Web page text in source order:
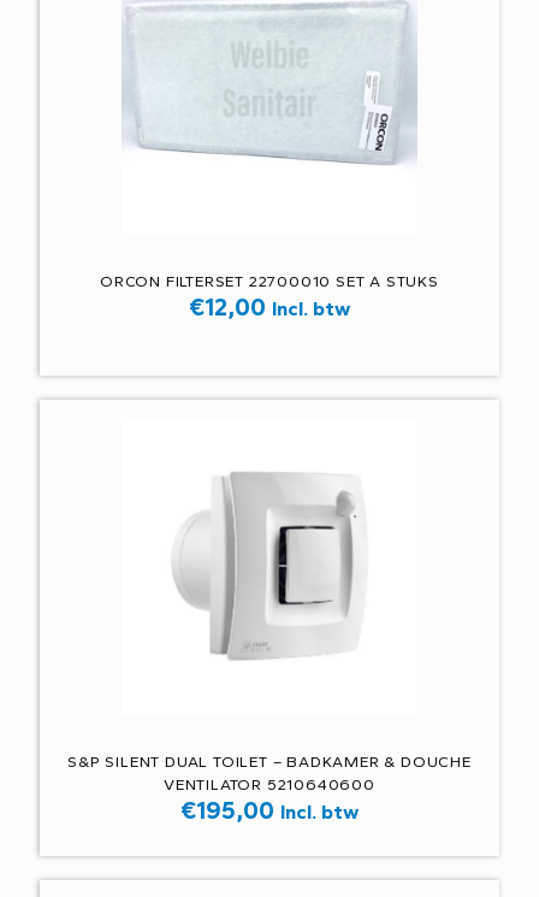
ORCON FILTERSET 22700010 SET A STUKS
€12,00 Incl. btw
S&P SILENT DUAL TOILET – BADKAMER & DOUCHE
VENTILATOR 5210640600
€195,00 Incl. btw